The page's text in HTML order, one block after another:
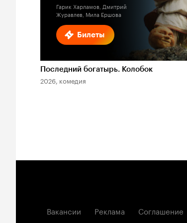
Билеты
Гарик Харламов, Дмитрий
Журавлев, Мила Ершова
Последний богатырь. Колобок
2026, комедия
Вакансии Реклама Соглашение